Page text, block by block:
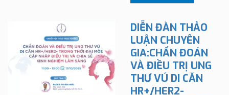
DIỄN ĐÀN THẢO
LUẬN CHUYÊN
GIA:CHẨN ĐOÁN
VÀ ĐIỀU TRỊ UNG
THƯ VÚ DI CĂN
HR+/HER2-